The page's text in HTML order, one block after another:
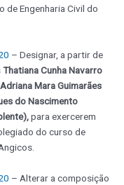
de Engenharia Civil do
– Designar, a partir de
Thatiana Cunha Navarro
Mara Guimarães
do Nascimento
para exercerem
do curso de
– Alterar a composição